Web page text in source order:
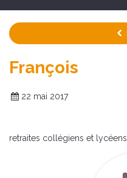
François
22 mai 2017
retraites collégiens et lycéens